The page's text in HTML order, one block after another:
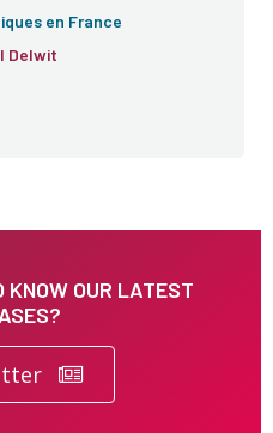
en France
Delwit
KNOW OUR LATEST